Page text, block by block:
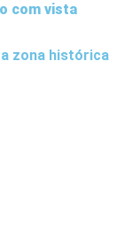
com vista
zona histórica